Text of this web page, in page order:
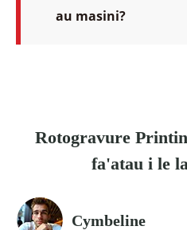
au masini?
Rotogravure
fa'atau i le
Cymbeline